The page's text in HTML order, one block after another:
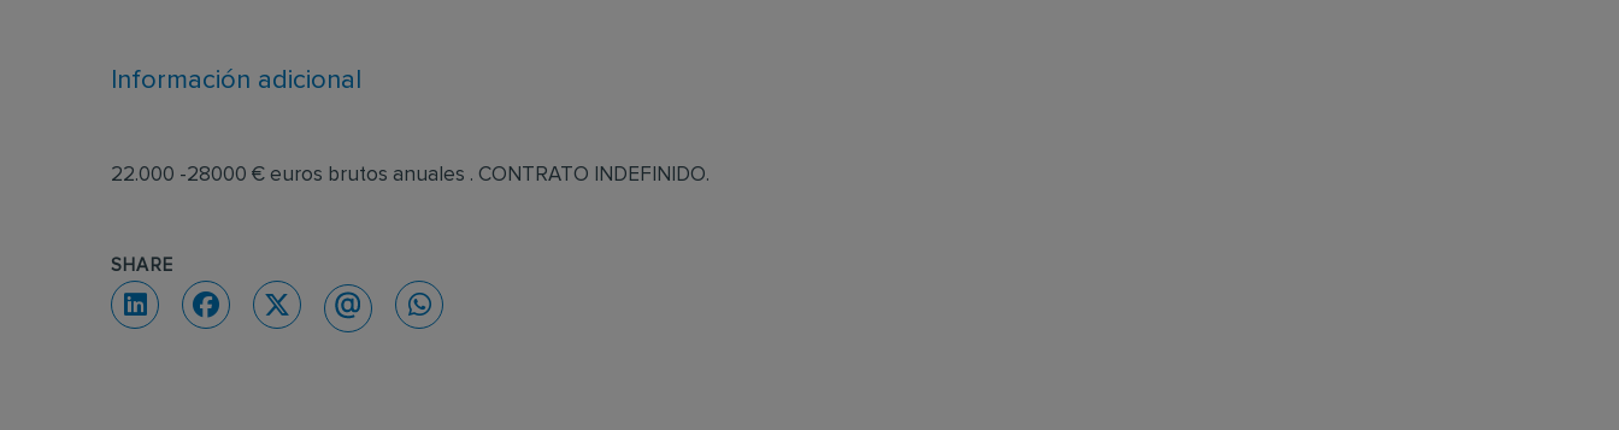
Información adicional
22.000 -28000 € euros brutos anuales . CONTRATO INDEFINIDO.
SHARE